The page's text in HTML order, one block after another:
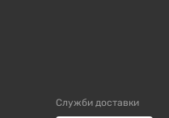
Служби доставки